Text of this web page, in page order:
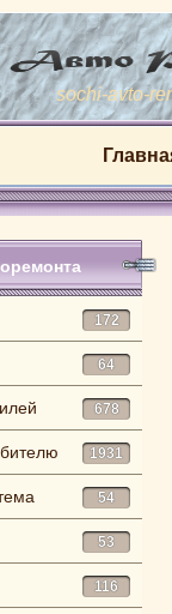
sochi-avto-
172
64
678
1931
54
53
116